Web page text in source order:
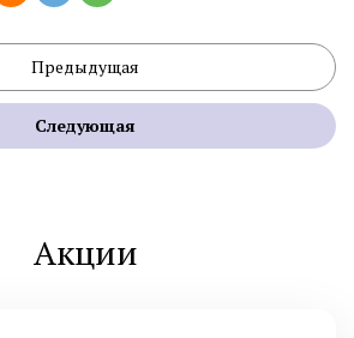
Предыдущая
Следующая
Акции